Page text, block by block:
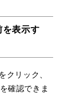
表示す
リック、
確認できま